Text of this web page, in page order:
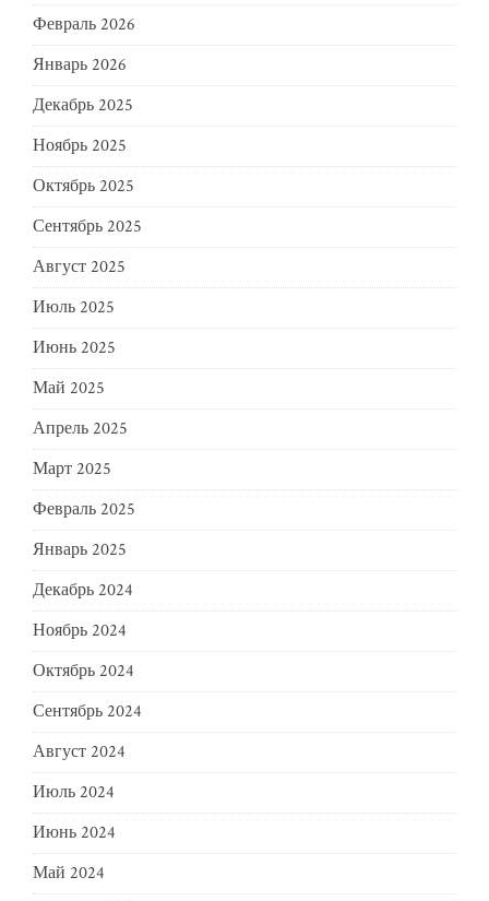
Февраль 2026
Январь 2026
Декабрь 2025
Ноябрь 2025
Октябрь 2025
Сентябрь 2025
Август 2025
Июль 2025
Июнь 2025
Май 2025
Апрель 2025
Март 2025
Февраль 2025
Январь 2025
Декабрь 2024
Ноябрь 2024
Октябрь 2024
Сентябрь 2024
Август 2024
Июль 2024
Июнь 2024
Май 2024